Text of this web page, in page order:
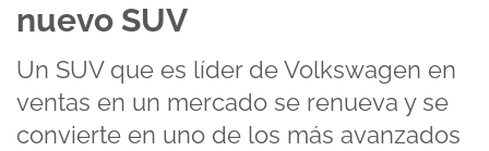
nuevo SUV
Un SUV que es líder de Volkswagen en
ventas en un mercado se renueva y se
convierte en uno de los más avanzados